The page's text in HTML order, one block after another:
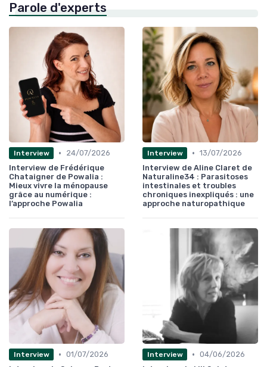
Parole d'experts
Interview •
24/07/2026
Interview de Frédérique
Chataigner de Powalia :
Mieux vivre la ménopause
grâce au numérique :
l’approche Powalia
Interview • 13/07/2026
Interview de Aline Claret de
Naturaline34 : Parasitoses
intestinales et troubles
chroniques inexpliqués : une
approche naturopathique
Interview • 01/07/2026
Interview • 04/06/2026